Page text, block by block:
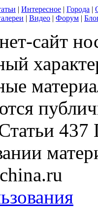
| Интересное | Города |
| Видео | Форум |
сайт
437